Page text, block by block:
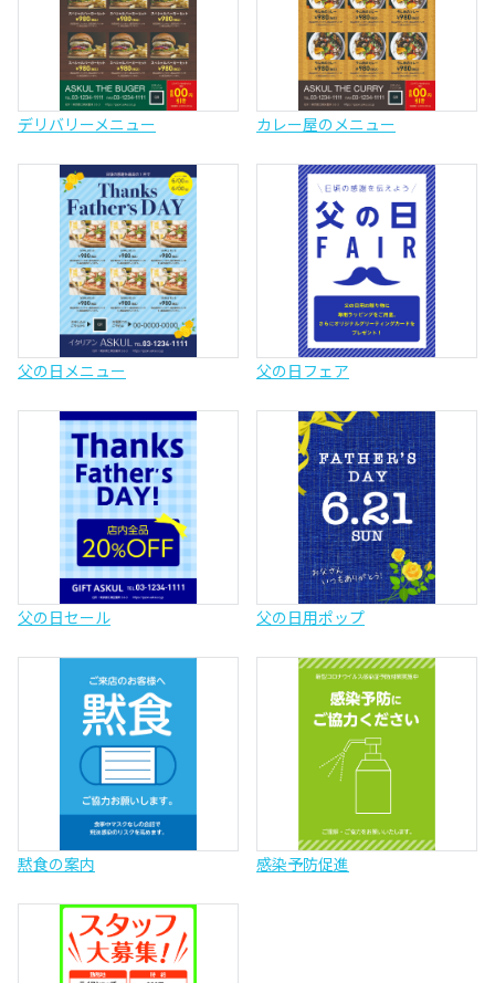
デリバリーメニュー カレー屋のメニュー
父の日メニュー 父の日フェア
父の日セール 父の日用ポップ
黙食の案内 感染予防促進